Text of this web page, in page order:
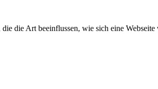
die Art beeinflussen, wie sich eine